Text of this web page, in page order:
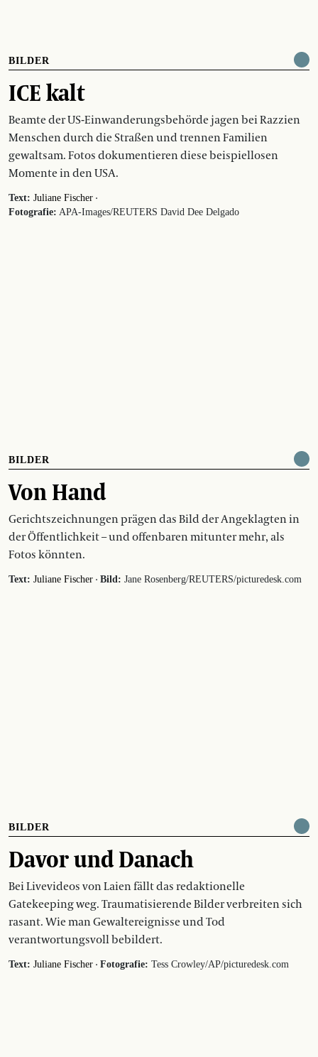
BILDER
ICE kalt
Beamte der US-Einwanderungsbehörde jagen bei Razzien
Menschen durch die Straßen und trennen Familien
gewaltsam. Fotos dokumentieren diese beispiellosen
Momente in den USA.
Text: Juliane Fischer ·
Fotografie: APA-Images/REUTERS David Dee Delgado
BILDER
Von Hand
Gerichtszeichnungen prägen das Bild der Angeklagten in
der Öffentlichkeit – und offenbaren mitunter mehr, als
Fotos könnten.
Text: Juliane Fischer · Bild: Jane Rosenberg/REUTERS/picturedesk.com
BILDER
Davor und Danach
Bei Livevideos von Laien fällt das redaktionelle
Gatekeeping weg. Traumatisierende Bilder verbreiten sich
rasant. Wie man Gewaltereignisse und Tod
verantwortungsvoll bebildert.
Text: Juliane Fischer · Fotografie: Tess Crowley/AP/picturedesk.com